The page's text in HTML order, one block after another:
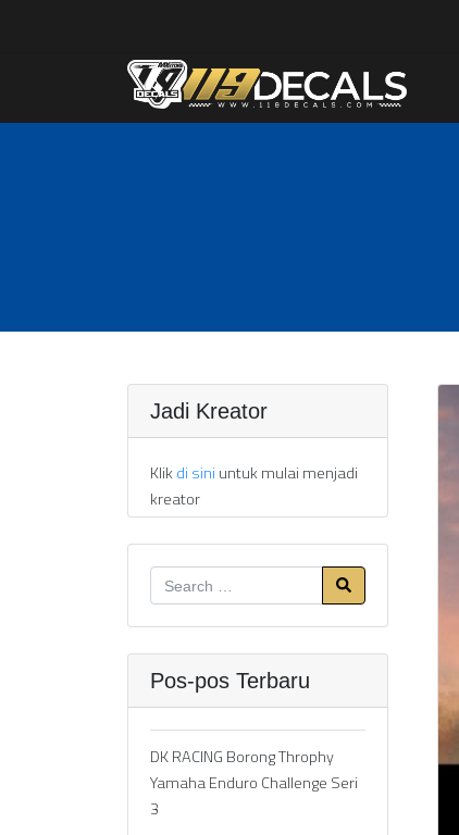
Jadi Kreator
Klikdi siniuntuk mulai menjadi
kreator
Pos-pos Terbaru
DK RACING Borong Throphy
Yamaha Enduro Challenge Seri
3